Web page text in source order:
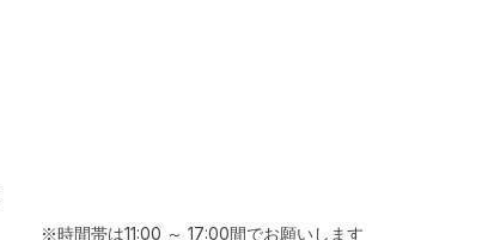
※時間帯は11:00 ～ 17:00間でお願いします